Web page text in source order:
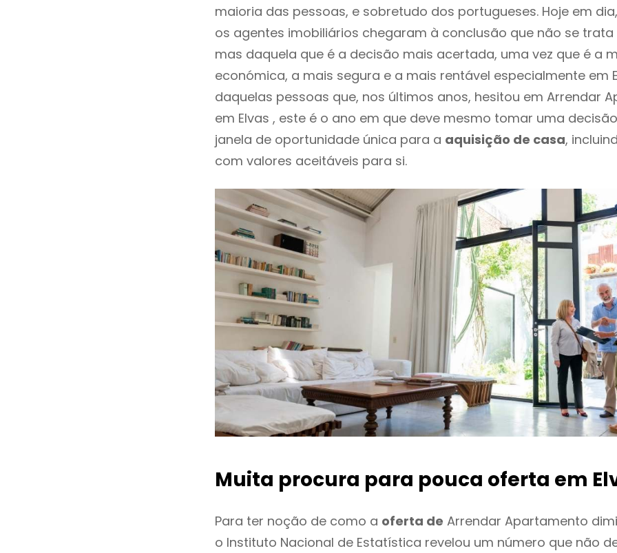
maioria das pessoas, e sobretudo dos portugueses. Hoje em
os agentes imobiliários chegaram à conclusão que não se
mas daquela que é a decisão mais acertada, uma vez que é a
económica, a mais segura e a mais rentável especialmente em
daquelas pessoas que, nos últimos anos, hesitou em Arrendar
em Elvas , este é o ano em que deve mesmo tomar uma
janela de oportunidade única para a aquisição de casa,
com valores aceitáveis para si.
Muita procura para pouca oferta em
Para ter noção de como a oferta de Arrendar Apartamento
o Instituto Nacional de Estatística revelou um número que não